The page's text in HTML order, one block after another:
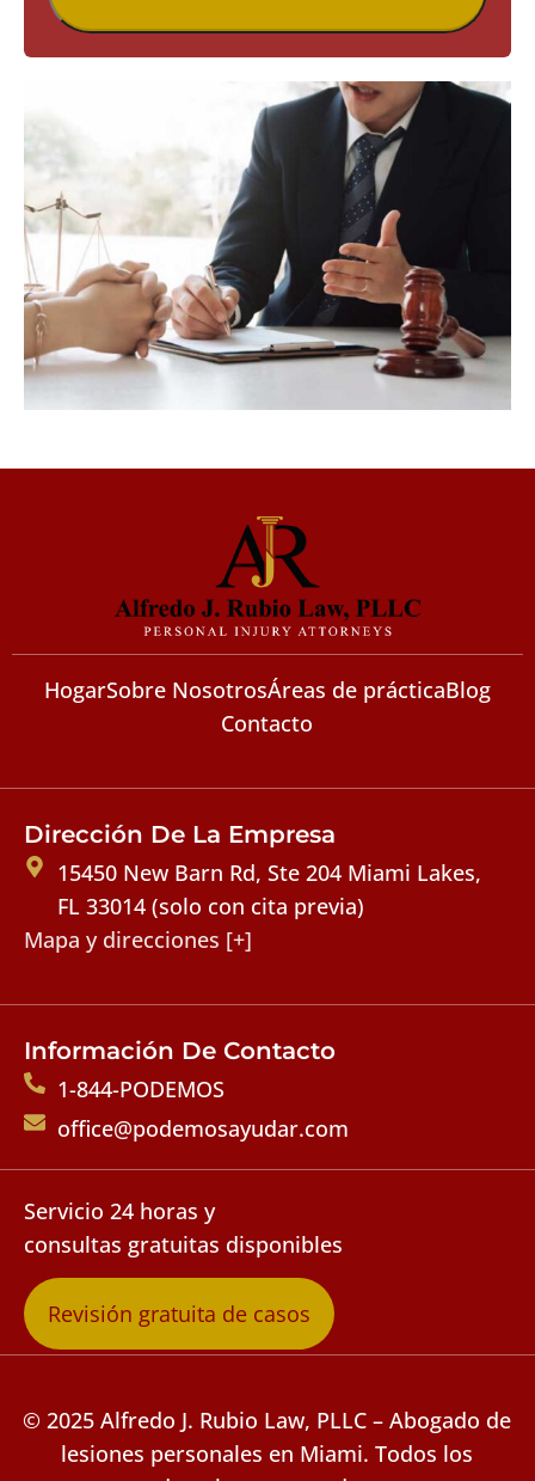
HogarSobre NosotrosÁreas de prácticaBlog
Contacto
Dirección De La Empresa
15450 New Barn Rd, Ste 204 Miami Lakes,
FL 33014 (solo con cita previa)
Mapa y direcciones [+]
Información De Contacto
1-844-PODEMOS
office@podemosayudar.com
Servicio 24 horas y
consultas gratuitas disponibles
Revisión gratuita de casos
© 2025 Alfredo J. Rubio Law, PLLC – Abogado de
lesiones personales en Miami. Todos los